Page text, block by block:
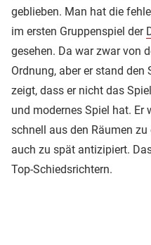
geblieben. Man hat die
im ersten Gruppenspiel der
gesehen. Da war zwar von
Ordnung, aber er stand
zeigt, dass er nicht das
und modernes Spiel hat. Er
schnell aus den Räumen
auch zu spät antizipiert.
Top-Schiedsrichtern.